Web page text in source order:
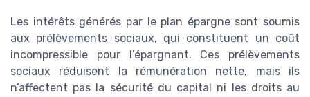
Les intérêts générés par le plan épargne sont soumis
aux prélèvements sociaux, qui constituent un coût
incompressible pour l’épargnant. Ces prélèvements
sociaux réduisent la rémunération nette, mais ils
n’affectent pas la sécurité du capital ni les droits au